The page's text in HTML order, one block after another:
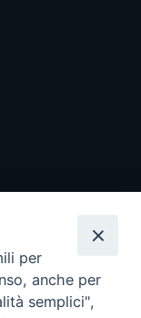
per
anche per
semplici",